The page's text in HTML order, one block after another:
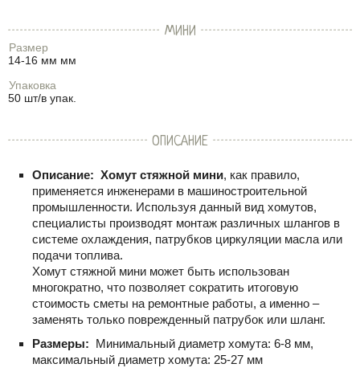
МИНИ
Размер
14-16 мм мм
Упаковка
50 шт/в упак.
ОПИСАНИЕ
Описание: Хомут стяжной мини, как правило,
применяется инженерами в машиностроительной
промышленности. Используя данный вид хомутов,
специалисты производят монтаж различных шлангов в
системе охлаждения, патрубков циркуляции масла или
подачи топлива.
Хомут стяжной мини может быть использован
многократно, что позволяет сократить итоговую
стоимость сметы на ремонтные работы, а именно –
заменять только поврежденный патрубок или шланг.
Размеры: Минимальный диаметр хомута: 6-8 мм,
максимальный диаметр хомута: 25-27 мм